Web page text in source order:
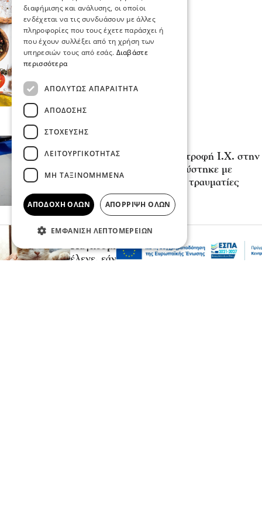
Σοβαρό τροχαίο από αναστροφή Ι.Χ. στην
Αθηνών-Σουνίου: Συγκρούστηκε με
μηχανή της ΔΙ.ΑΣ. – Δύο τραυματίες
αστυνομικοί
πριν 3 λεπτά
ΨυχαγωγίαΖώα
Παγκόσμια Ημέρα Γάτας: Τι θα μας
έλεγε, εάν μπορούσε να μιλήσει;
διαφήμισης και ανάλυσης, οι οποίοι
ενδέχεται να τις συνδυάσουν με άλλες
πληροφορίες που τους έχετε παράσχει ή
που έχουν συλλέξει από τη χρήση των
υπηρεσιών τους από εσάς. Διαβάστε
περισσότερα
ΑΠΟΛΎΤΩΣ ΑΠΑΡΑΊΤΗΤΑ
ΑΠΌΔΟΣΗΣ
ΣΤΌΧΕΥΣΗΣ
ΛΕΙΤΟΥΡΓΙΚΌΤΗΤΑΣ
ΜΗ ΤΑΞΙΝΟΜΗΜΈΝΑ
ΑΠΟΔΟΧΉ ΌΛΩΝ ΑΠΌΡΡΙΨΗ ΌΛΩΝ
ΕΜΦΆΝΙΣΗ ΛΕΠΤΟΜΕΡΕΙΏΝ